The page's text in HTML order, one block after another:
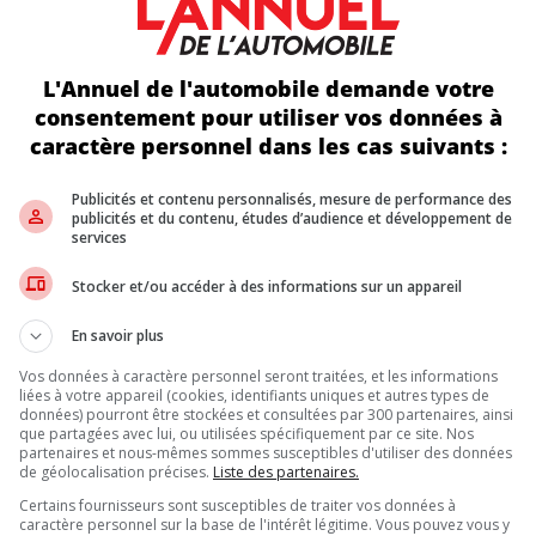
les résultats des enquêtes).
dans les catégories de prix de 10 000 $ à 15 000 $, 20
des meilleures valeurs pour une voiture d’occasion ». La
recommandées.
la HR-V, l’Accord et la Fit considérés comme des achats
qu’un seul véhicule. La seule voiture d’occasion
dans les catégories des petites voitures (Toyota Prius 2023),
une Ford recommandée. La C-Max de 2015-2016 est
XT5 de 2019 et 2023 et les Buick Envision de 2017, 2019-
effet, aucune Volkswagen ne figure sur la liste.
de vous tourner vers une Lexus ou une Acura. Plusieurs
véhicule de luxe représenté dans toutes les catégories de
il est important de noter que les consommateurs
voitures d’occasion que nous recommandons, il peut y avoir
»
L'Annuel de l'automobile demande votre
consentement pour utiliser vos données à
caractère personnel dans les cas suivants :
Publicités et contenu personnalisés, mesure de performance des
publicités et du contenu, études d’audience et développement de
services
Stocker et/ou accéder à des informations sur un appareil
En savoir plus
Vos données à caractère personnel seront traitées, et les informations
liées à votre appareil (cookies, identifiants uniques et autres types de
données) pourront être stockées et consultées par 300 partenaires, ainsi
que partagées avec lui, ou utilisées spécifiquement par ce site. Nos
partenaires et nous-mêmes sommes susceptibles d'utiliser des données
de géolocalisation précises. Liste des partenaires.
Certains fournisseurs sont susceptibles de traiter vos données à
caractère personnel sur la base de l'intérêt légitime. Vous pouvez vous y